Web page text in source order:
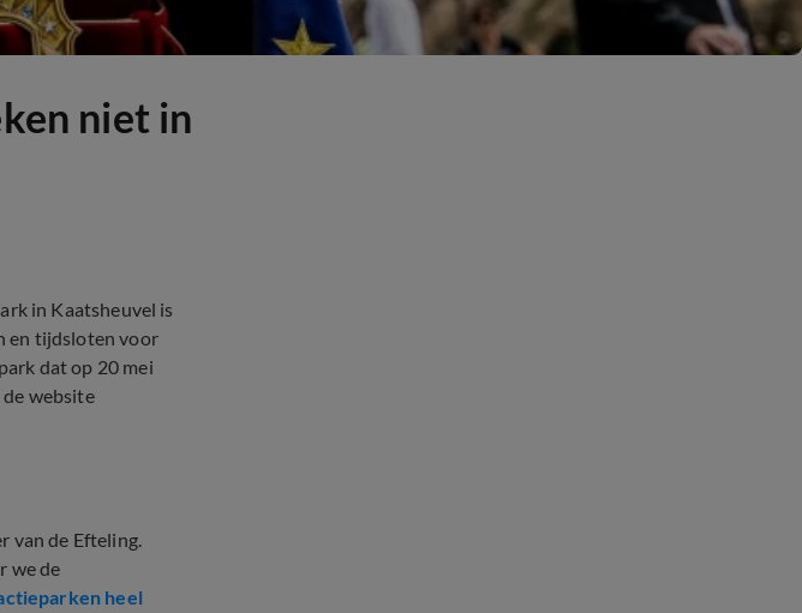
niet in
in Kaatsheuvel is
en tijdsloten voor
dat op 20 mei
de website
van de Efteling.
we de
heel